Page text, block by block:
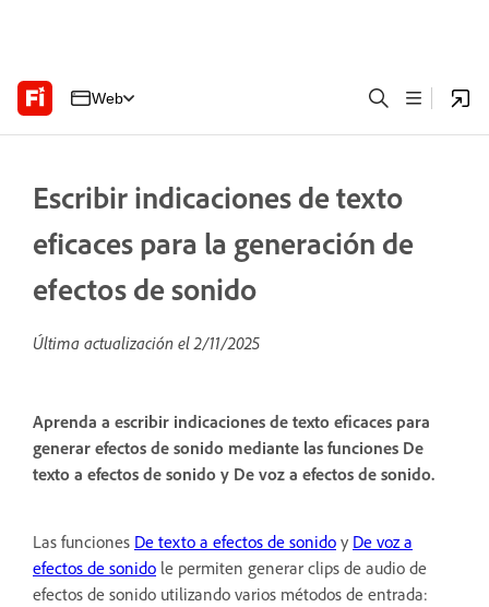
Web
Escribir indicaciones de texto
eficaces para la generación de
efectos de sonido
Última actualización el2/11/2025
Aprenda a escribir indicaciones de texto eficaces para
generar efectos de sonido mediante las funciones De
texto a efectos de sonido y De voz a efectos de sonido.
Las funciones De texto a efectos de sonido y De voz a
efectos de sonido le permiten generar clips de audio de
efectos de sonido utilizando varios métodos de entrada: